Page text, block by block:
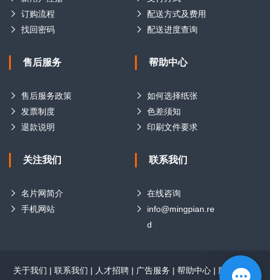
订购流程
找回密码
配送方式及费用
配送进度查询
售后服务
售后服务政策
发票制度
退款说明
帮助中心
如何选择纸张
色差须知
印刷文件要求
关注我们
名片网简介
手机网站
联系我们
在线咨询
info@mingpian.re
d
关于我们 | 联系我们 | 人才招聘 | 广告服务 | 帮助中心 | 版权声明